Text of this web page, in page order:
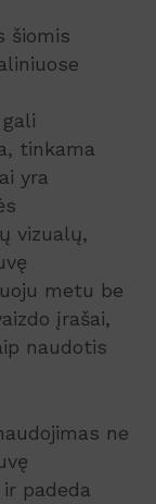
šiomis
tinkama
yra
vizualų,
metu be
įrašai,
naudotis
ne
padeda